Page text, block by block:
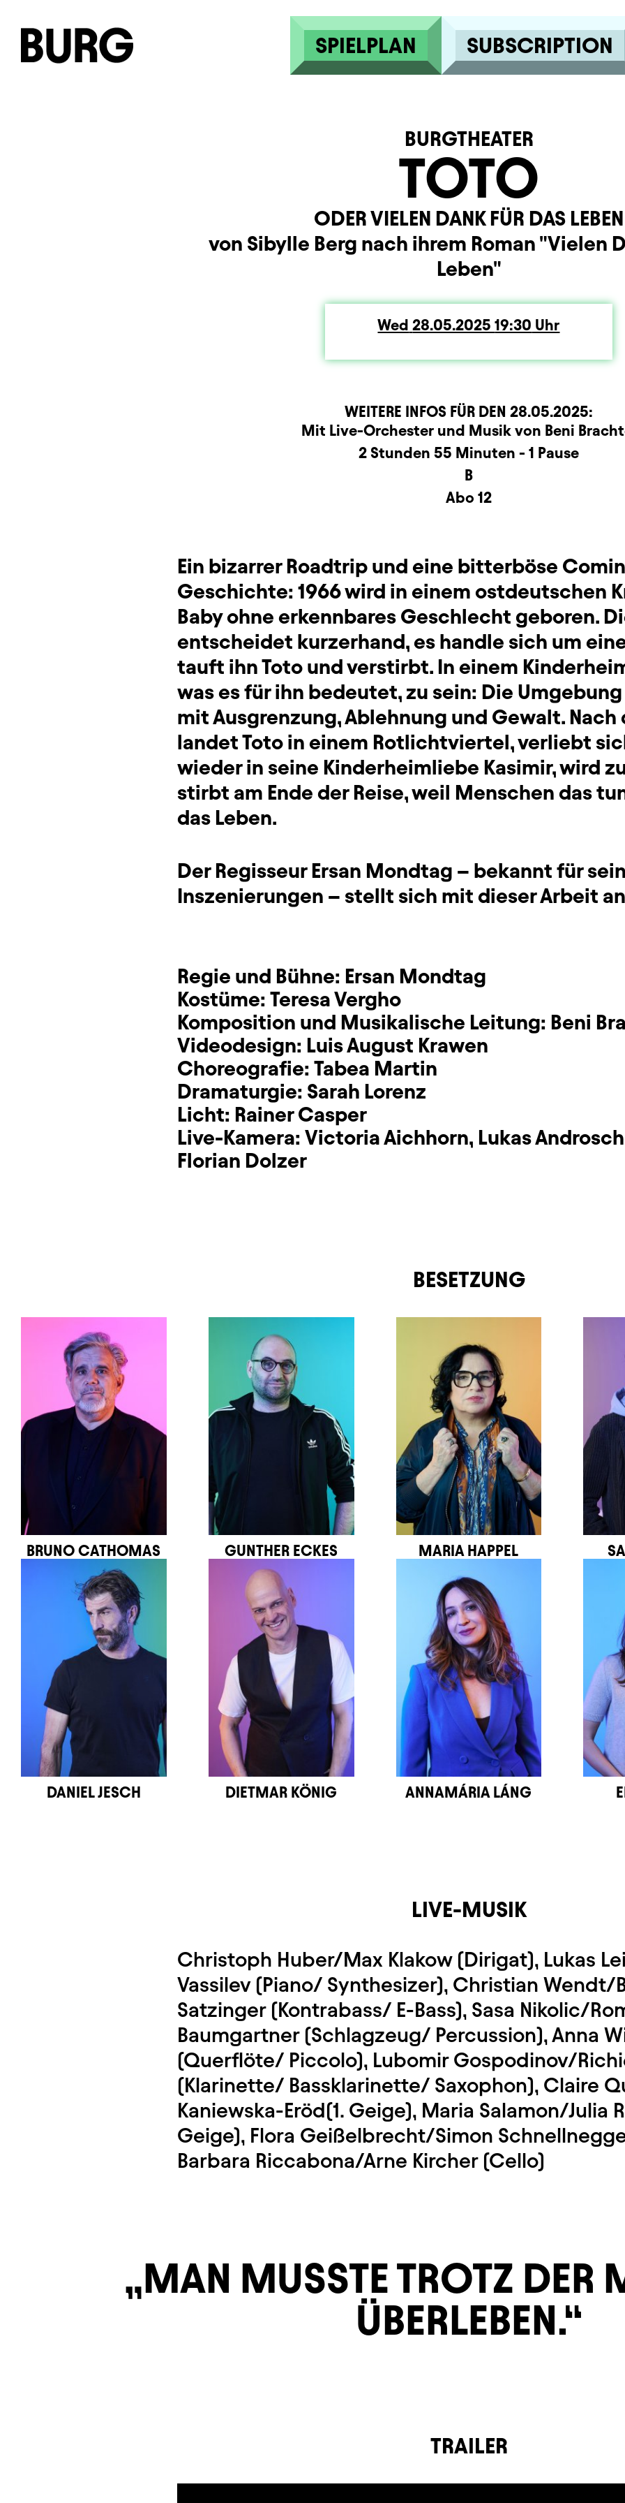
SPIELPLAN SUBSCRIPTION
TOTO
BURGTHEATER
ODER VIELEN DANK FÜR DAS LEBEN
von Sibylle Berg nach ihrem Roman "Vielen
Leben"
Wed Wednesday
28.05.202519:30 Uhr
WEITERE INFOS FÜR DEN 28.05.2025:
Information
ProduktionspartnerMit Live-Orchester und Musik von Beni
2 Stunden 55 Minuten - 1 Pause
B
Abo 12
Ein bizarrer Roadtrip und eine bitterböse
Geschichte: 1966 wird in einem ostdeutschen
Baby ohne erkennbares Geschlecht geboren.
entscheidet kurzerhand, es handle sich um
tauft ihn Toto und verstirbt. In einem
was es für ihn bedeutet, zu sein: Die
mit Ausgrenzung, Ablehnung und Gewalt. Nach
landet Toto in einem Rotlichtviertel, verliebt
wieder in seine Kinderheimliebe Kasimir, wird
stirbt am Ende der Reise, weil Menschen das
das Leben.
Der Regisseur Ersan Mondtag – bekannt für
Inszenierungen – stellt sich mit dieser Arbeit an
Regie und Bühne: Ersan Mondtag
Kostüme: Teresa Vergho
Komposition und Musikalische Leitung: Beni
Videodesign: Luis August Krawen
Choreografie: Tabea Martin
Dramaturgie: Sarah Lorenz
Licht: Rainer Casper
Live-Kamera: Victoria Aichhorn, Lukas Androsch
Florian Dolzer
BESETZUNG
BRUNO CATHOMAS GUNTHER ECKES MARIA HAPPEL
DANIEL JESCH DIETMAR KÖNIG ANNAMÁRIA LÁNG
LIVE-MUSIK
Christoph Huber/Max Klakow (Dirigat), Lukas
Vassilev (Piano/ Synthesizer), Christian Wendt/
Satzinger (Kontrabass/ E-Bass), Sasa Nikolic/
Baumgartner (Schlagzeug/ Percussion), Anna
(Querflöte/ Piccolo), Lubomir Gospodinov/
(Klarinette/ Bassklarinette/ Saxophon), Claire
Kaniewska-Eröd(1. Geige), Maria Salamon/Julia
Geige), Flora Geißelbrecht/Simon
Barbara Riccabona/Arne Kircher (Cello)
MAN MUSSTE TROTZ DER
ÜBERLEBEN.
TRAILER